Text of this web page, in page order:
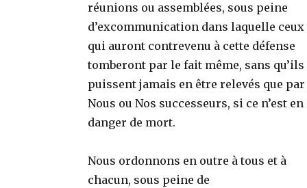
réunions ou assemblées, sous peine
d’excommunication dans laquelle ceux
qui auront contrevenu à cette défense
tomberont par le fait même, sans qu’ils
puissent jamais en être relevés que par
Nous ou Nos successeurs, si ce n’est en
danger de mort.
Nous ordonnons en outre à tous et à
chacun, sous peine de